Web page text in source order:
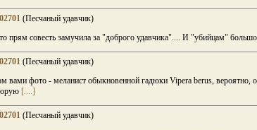
(Песчаный удавчик)
прям совесть замучила за "доброго удавчика".... И "убийцам"
(Песчаный удавчик)
вами фото - меланист обыкновенной гадюки Vipera berus, вероятно,
[....]
(Песчаный удавчик)